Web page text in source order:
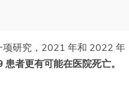
项研究，2021 年和 2022 年
者更有可能在医院死亡。